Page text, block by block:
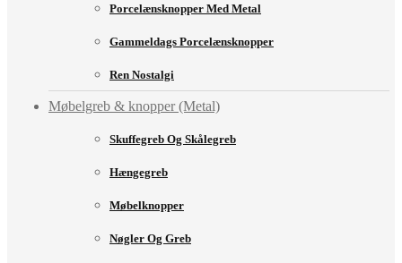
Porcelænsknopper Med Metal
Gammeldags Porcelænsknopper
Ren Nostalgi
Møbelgreb & knopper (Metal)
Skuffegreb Og Skålegreb
Hængegreb
Møbelknopper
Nøgler Og Greb